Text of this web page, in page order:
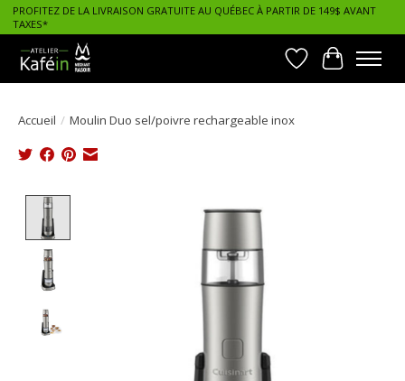
PROFITEZ DE LA LIVRAISON GRATUITE AU QUÉBEC À PARTIR DE 149$ AVANT
TAXES*
Liste dePanier
Accueil / Moulin Duo sel/poivre rechargeable inox
Product image slideshow Items